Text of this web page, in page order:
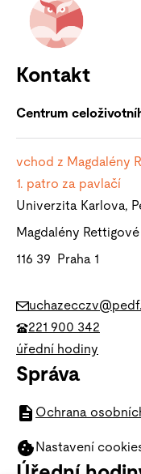
Kontakt
Centrum
vchod z Magdalény
1. patro za pavlačí
Univerzita Karlova,
Magdalény
116 39 Praha 1
221 900 342
úřední hodiny
Správa
Ochrana
Nastavení